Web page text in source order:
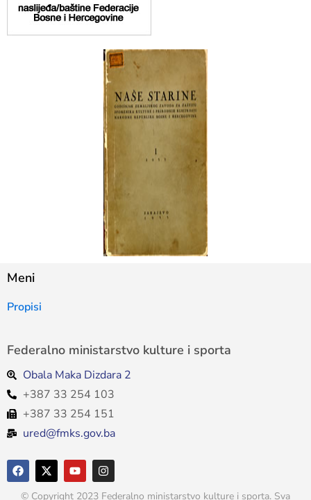
Meni
Propisi
Federalno ministarstvo kulture i sporta
Obala Maka Dizdara 2
+387 33 254 103
+387 33 254 151
ured@fmks.gov.ba
© Copyright 2023 Federalno ministarstvo kulture i sporta. Sva